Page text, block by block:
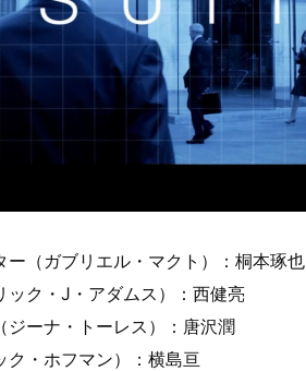
ー（ガブリエル・マクト）：桐本琢也
ック・J・アダムス）：西健亮
ジーナ・トーレス）：唐沢潤
ク・ホフマン）：横島亘